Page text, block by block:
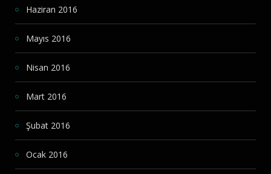
Haziran 2016
Mayıs 2016
Nisan 2016
Mart 2016
Şubat 2016
Ocak 2016